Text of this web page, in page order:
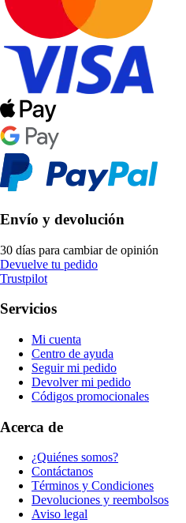
Envío y devolución
30 días para cambiar de opinión
Devuelve tu pedido
Trustpilot
Servicios
Mi cuenta
Centro de ayuda
Seguir mi pedido
Devolver mi pedido
Códigos promocionales
Acerca de
¿Quiénes somos?
Contáctanos
Términos y Condiciones
Devoluciones y reembolsos
Aviso legal